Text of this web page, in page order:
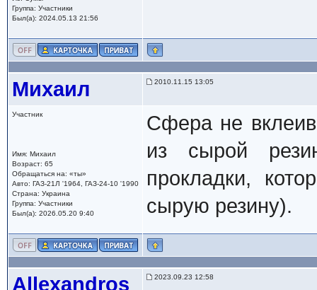
Группа: Участники
Был(а): 2024.05.13 21:56
Михаил 2010.11.15 13:05
Участник
Имя: Михаил
Возраст: 65
Обращаться на: «ты»
Авто: ГАЗ-21Л '1964, ГАЗ-24-10 '1990
Страна: Украина
Группа: Участники
Был(а): 2026.05.20 9:40
Сфера не
из сырой
прокладки,
сырую резину).
Allexandros 2023.09.23 12:58